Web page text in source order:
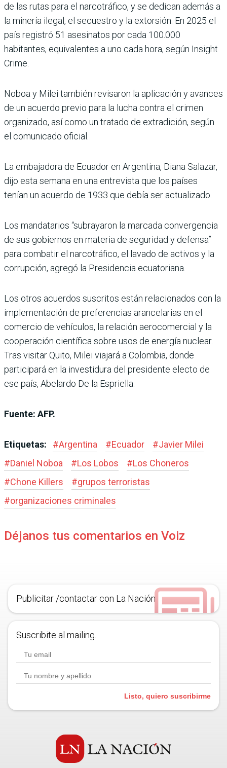
de las rutas para el narcotráfico, y se dedican además a
la minería ilegal, el secuestro y la extorsión. En 2025 el
país registró 51 asesinatos por cada 100.000
habitantes, equivalentes a uno cada hora, según Insight
Crime.
Noboa y Milei también revisaron la aplicación y avances
de un acuerdo previo para la lucha contra el crimen
organizado, así como un tratado de extradición, según
el comunicado oficial.
La embajadora de Ecuador en Argentina, Diana Salazar,
dijo esta semana en una entrevista que los países
tenían un acuerdo de 1933 que debía ser actualizado.
Los mandatarios “subrayaron la marcada convergencia
de sus gobiernos en materia de seguridad y defensa”
para combatir el narcotráfico, el lavado de activos y la
corrupción, agregó la Presidencia ecuatoriana.
Los otros acuerdos suscritos están relacionados con la
implementación de preferencias arancelarias en el
comercio de vehículos, la relación aerocomercial y la
cooperación científica sobre usos de energía nuclear.
Tras visitar Quito, Milei viajará a Colombia, donde
participará en la investidura del presidente electo de
ese país, Abelardo De la Espriella.
Fuente: AFP.
Etiquetas: #Argentina #Ecuador #Javier Milei
#Daniel Noboa #Los Lobos #Los Choneros
#Chone Killers #grupos terroristas
#organizaciones criminales
Déjanos tus comentarios en Voiz
Publicitar /contactar con La Nación
Suscribite al mailing.
Listo, quiero suscribirme